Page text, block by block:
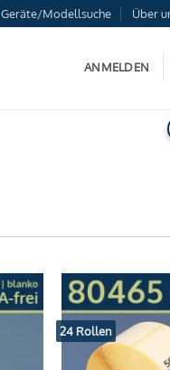
Geräte/Modellsuche Über
ANMELDEN
24 Rollen